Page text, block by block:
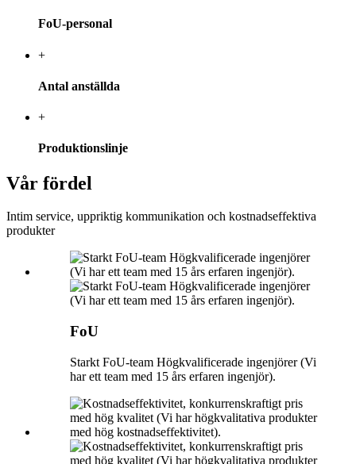
FoU-personal
+
Antal anställda
+
Produktionslinje
Vår fördel
Intim service, uppriktig kommunikation och kostnadseffektiva
produkter
FoU
Starkt FoU-team Högkvalificerade ingenjörer (Vi
har ett team med 15 års erfaren ingenjör).